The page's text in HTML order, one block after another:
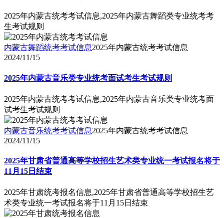
2025年内蒙古统考考试信息,2025年内蒙古舞蹈类专业统考考
生考试规则
内蒙古舞蹈统考考试信息2025年内蒙古统考考试信息
2024/11/15
2025年内蒙古音乐类专业统考面试考生考试规则
2025年内蒙古统考考试信息,2025年内蒙古音乐类专业统考面
试考生考试规则
内蒙古音乐统考考试信息2025年内蒙古统考考试信息
2024/11/15
2025年甘肃省普通高等学校招生艺术类专业统一考试报名将于
11月15日结束
2025年甘肃统考报名信息,2025年甘肃省普通高等学校招生艺
术类专业统一考试报名将于11月15日结束